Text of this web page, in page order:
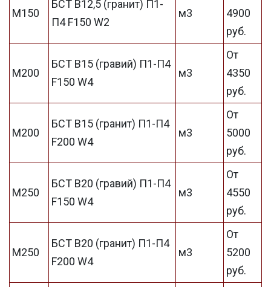
М150
БСТ В12,5 (гранит) П1-
П4 F150 W2
м3
4900
руб.
М200
БСТ В15 (гравий) П1-П4
F150 W4
м3
От
4350
руб.
М200
БСТ В15 (гранит) П1-П4
F200 W4
м3
От
5000
руб.
М250
БСТ В20 (гравий) П1-П4
F150 W4
м3
От
4550
руб.
М250
БСТ В20 (гранит) П1-П4
F200 W4
м3
От
5200
руб.